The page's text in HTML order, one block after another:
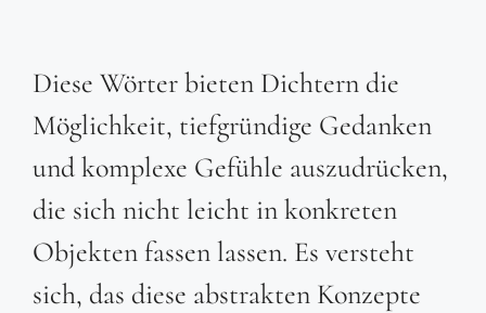
Diese Wörter bieten Dichtern die
Möglichkeit, tiefgründige Gedanken
und komplexe Gefühle auszudrücken,
die sich nicht leicht in konkreten
Objekten fassen lassen. Es versteht
sich, das diese abstrakten Konzepte